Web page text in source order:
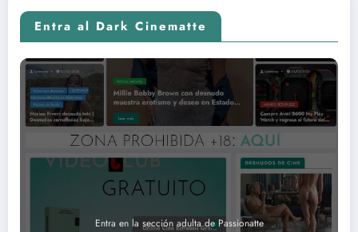
Entra al Dark Cinematte
Entra en la sección adulta de Passionatte